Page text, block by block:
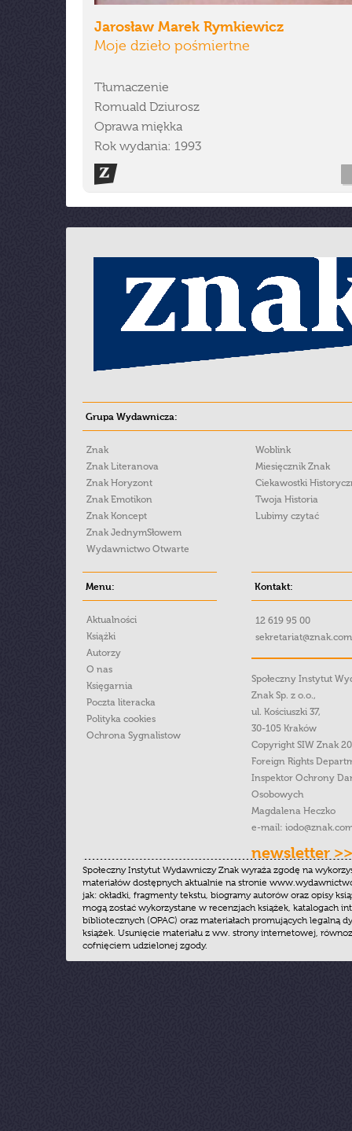
Jarosław Marek Rymkiewicz
Moje dzieło pośmiertne
Tłumaczenie
Romuald Dziurosz
Oprawa miękka
Rok wydania: 1993
Grupa Wydawnicza:
Znak
Znak Literanova
Znak Horyzont
Znak Emotikon
Znak Koncept
Znak JednymSłowem
Wydawnictwo Otwarte
Woblink
Miesięcznik Znak
Ciekawostki
Twoja Historia
Lubimy czytać
Menu:
Aktualności
Książki
Autorzy
O nas
Księgarnia
Poczta literacka
Polityka cookies
Ochrona Sygnalistow
Kontakt:
12 619 95 00
Społeczny Instytut
Znak Sp. z o.o.,
ul. Kościuszki 37,
30-105 Kraków
Copyright SIW Znak
Foreign Rights
Inspektor Ochrony
Osobowych
Magdalena Heczko
e-mail:
newsletter >>
Społeczny Instytut Wydawniczy Znak wyraża zgodę na
materiałów dostępnych aktualnie na stronie
jak: okładki, fragmenty tekstu, biogramy autorów oraz opisy
mogą zostać wykorzystane w recenzjach książek, katalogach
bibliotecznych (OPAC) oraz materiałach promujących legalną
książek. Usunięcie materiału z ww. strony internetowej,
cofnięciem udzielonej zgody.